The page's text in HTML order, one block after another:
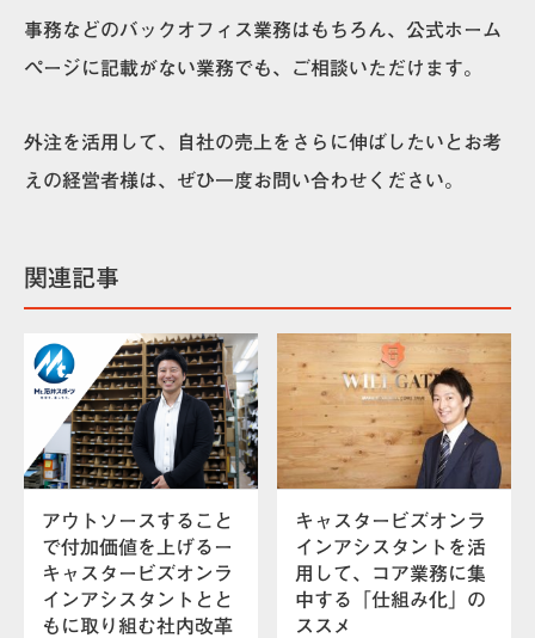
事務などのバックオフィス業務はもちろん、公式ホーム
ページに記載がない業務でも、ご相談いただけます。
外注を活用して、自社の売上をさらに伸ばしたいとお考
えの経営者様は、ぜひ一度お問い合わせください。
関連記事
アウトソースすること
で付加価値を上げるー
キャスタービズオンラ
インアシスタントとと
もに取り組む社内改革
キャスタービズオンラ
インアシスタントを活
用して、コア業務に集
中する「仕組み化」の
ススメ